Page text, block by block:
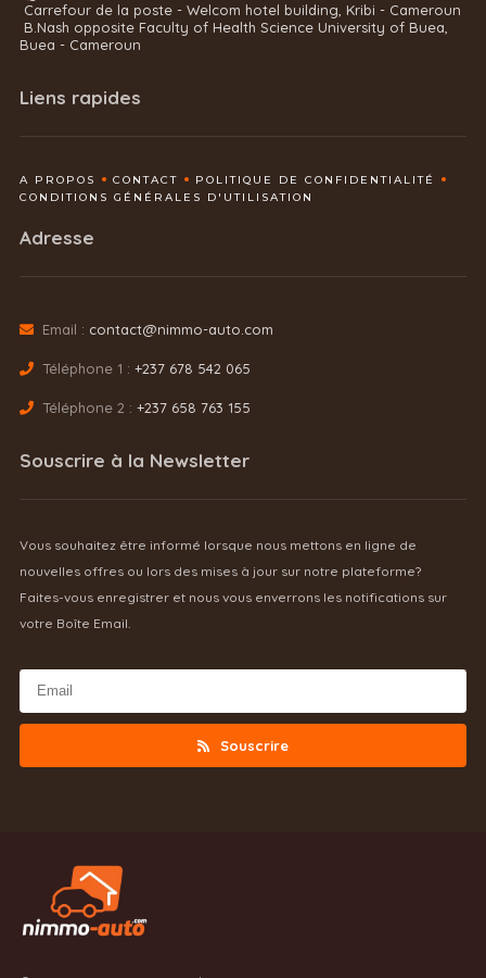
Carrefour de la poste - Welcom hotel building, Kribi - Cameroun
B.Nash opposite Faculty of Health Science University of Buea,
Buea - Cameroun
Liens rapides
A PROPOS CONTACT
POLITIQUE DE CONFIDENTIALITÉ
CONDITIONS GÉNÉRALES D'UTILISATION
Adresse
Email : contact@nimmo-auto.com
Téléphone 1 : +237 678 542 065
Téléphone 2 : +237 658 763 155
Souscrire à la Newsletter
Vous souhaitez être informé lorsque nous mettons en ligne de
nouvelles offres ou lors des mises à jour sur notre plateforme?
Faites-vous enregistrer et nous vous enverrons les notifications sur
votre Boîte Email.
Souscrire